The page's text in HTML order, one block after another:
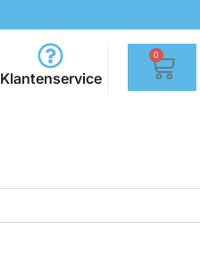
Klantenservice
0